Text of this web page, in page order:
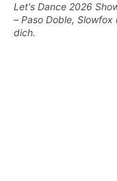
Let's Dance 2026
– Paso Doble,
dich.